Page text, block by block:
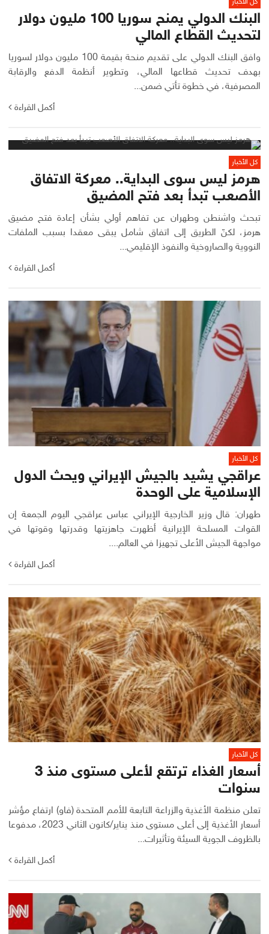
كل الأخبار
البنك الدولي يمنح سوريا 100 مليون دولار
لتحديث القطاع المالي
وافق البنك الدولي على تقديم منحة بقيمة 100 مليون دولار لسوريا
بهدف تحديث قطاعها المالي، وتطوير أنظمة الدفع والرقابة
المصرفية، في خطوة تأتي ضمن...
أكمل القراءة
كل الأخبار
هرمز ليس سوى البداية.. معركة الاتفاق
الأصعب تبدأ بعد فتح المضيق
تبحث واشنطن وطهران عن تفاهم أولي بشأن إعادة فتح مضيق
هرمز، لكنّ الطريق إلى اتفاق شامل يبقى معقدا بسبب الملفات
النووية والصاروخية والنفوذ الإقليمي...
أكمل القراءة
كل الأخبار
عراقجي يشيد بالجيش الإيراني ويحث الدول
الإسلامية على الوحدة
طهران: قال وزير الخارجية الإيراني عباس ‌عراقجي اليوم الجمعة إن
القوات المسلحة الإيرانية أظهرت جاهزيتها وقدرتها وقوتها في
مواجهة الجيش الأعلى تجهيزا في العالم....
أكمل القراءة
كل الأخبار
أسعار الغذاء ترتقع لأعلى مستوى منذ 3
سنوات
تعلن منظمة ‌‌الأغذية والزراعة التابعة للأمم المتحدة (فاو) ارتفاع مؤشر
أسعار الأغذية إلى أعلى مستوى منذ يناير/كانون الثاني 2023، مدفوعا
بالظروف الجوية السيئة وتأثيرات...
أكمل القراءة